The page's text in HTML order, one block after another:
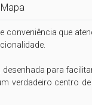
Mapa
que
para
verdadeiro centro